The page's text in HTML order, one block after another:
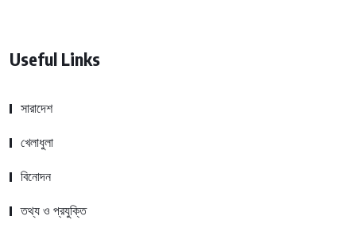
Useful Links
সারাদেশ
খেলাধুলা
বিনোদন
তথ্য ও প্রযুক্তি